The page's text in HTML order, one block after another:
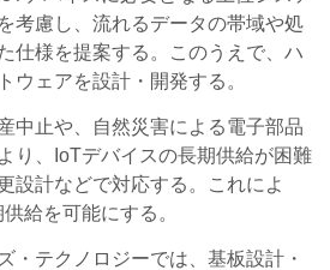
考慮し、流れるデータの帯域や処
仕様を提案する。このうえで、ハ
ウェアを設計・開発する。
中止や、自然災害による電子部品
り、IoTデバイスの長期供給が困難
設計などで対応する。これによ
給を可能にする。
テクノロジーでは、基板設計・